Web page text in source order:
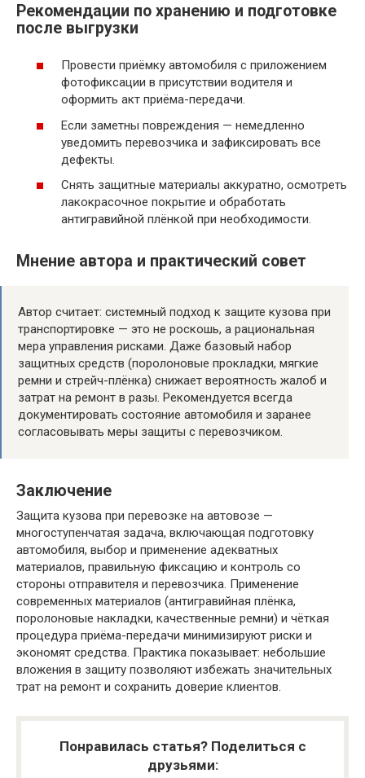
Рекомендации по хранению и подготовке
после выгрузки
Провести приёмку автомобиля с приложением
фотофиксации в присутствии водителя и
оформить акт приёма-передачи.
Если заметны повреждения — немедленно
уведомить перевозчика и зафиксировать все
дефекты.
Снять защитные материалы аккуратно, осмотреть
лакокрасочное покрытие и обработать
антигравийной плёнкой при необходимости.
Мнение автора и практический совет
Автор считает: системный подход к защите кузова при
транспортировке — это не роскошь, а рациональная
мера управления рисками. Даже базовый набор
защитных средств (поролоновые прокладки, мягкие
ремни и стрейч-плёнка) снижает вероятность жалоб и
затрат на ремонт в разы. Рекомендуется всегда
документировать состояние автомобиля и заранее
согласовывать меры защиты с перевозчиком.
Заключение
Защита кузова при перевозке на автовозе —
многоступенчатая задача, включающая подготовку
автомобиля, выбор и применение адекватных
материалов, правильную фиксацию и контроль со
стороны отправителя и перевозчика. Применение
современных материалов (антигравийная плёнка,
поролоновые накладки, качественные ремни) и чёткая
процедура приёма-передачи минимизируют риски и
экономят средства. Практика показывает: небольшие
вложения в защиту позволяют избежать значительных
трат на ремонт и сохранить доверие клиентов.
Понравилась статья? Поделиться с
друзьями: